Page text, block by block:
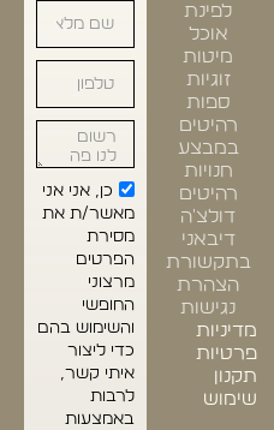
לפינת
אוכל
מיטות
זוגיות
ספות
רהיטים
במבצע
חנויות
רהיטים
דולצ'ה
דיבאני
בתקשורת
הצהרת
נגישות
מדיניות
פרטיות
תקנון
שימוש
כן, אני אני
מאשר/ת את
מסירת
הפרטים
מרצוני
החופשי
והשימוש בהם
כדי ליצור
איתי קשר,
לרבות
באמצעות